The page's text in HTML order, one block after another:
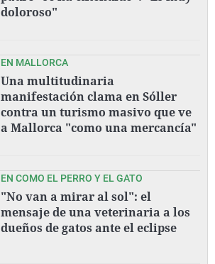
doloroso"
EN MALLORCA
Una multitudinaria
manifestación clama en Sóller
contra un turismo masivo que ve
a Mallorca "como una mercancía"
EN COMO EL PERRO Y EL GATO
"No van a mirar al sol": el
mensaje de una veterinaria a los
dueños de gatos ante el eclipse